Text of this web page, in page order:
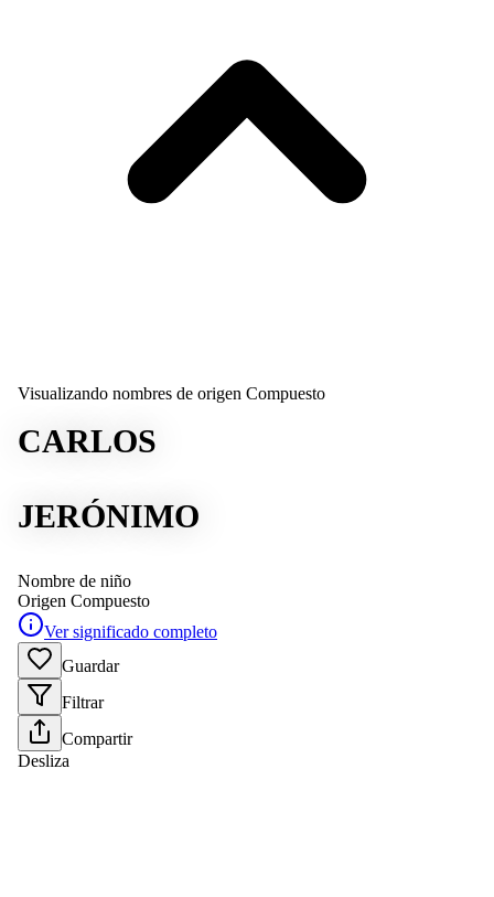
Visualizando nombres de origen Compuesto
CARLOS
JERÓNIMO
Nombre de niño
Origen Compuesto
Ver significado completo
Guardar
Filtrar
Compartir
Desliza